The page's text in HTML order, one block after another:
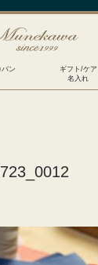
バン
ギフト/ケア
名入れ